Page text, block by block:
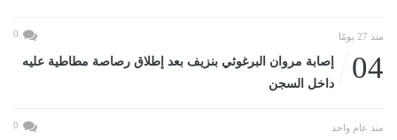
منذ 27 يومًا 0
04
إصابة مروان البرغوثي بنزيف بعد إطلاق رصاصة مطاطية عليه
داخل السجن
منذ عام واحد 0